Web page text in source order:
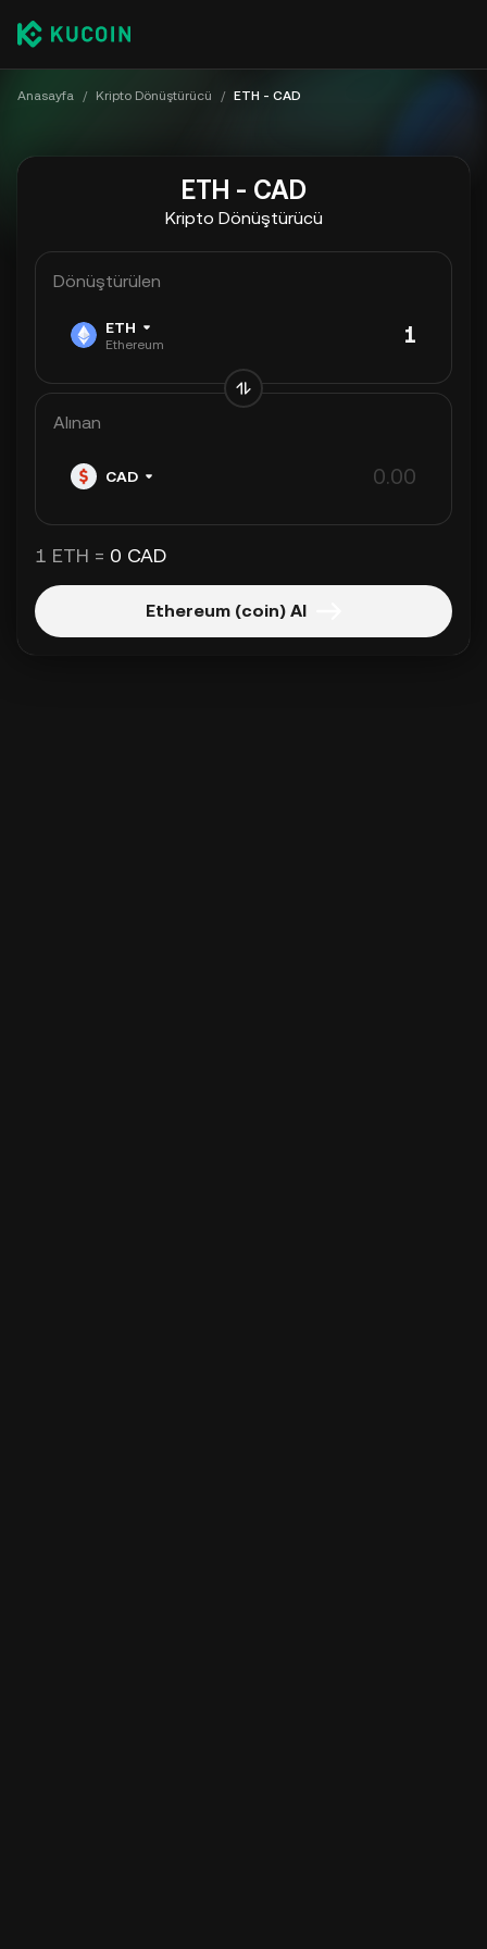
Anasayfa / Kripto Dönüştürücü / ETH - CAD
ETH - CAD
Kripto Dönüştürücü
Dönüştürülen
ETH
Ethereum
Alınan
CAD
1 ETH = 0 CAD
Ethereum (coin) Al